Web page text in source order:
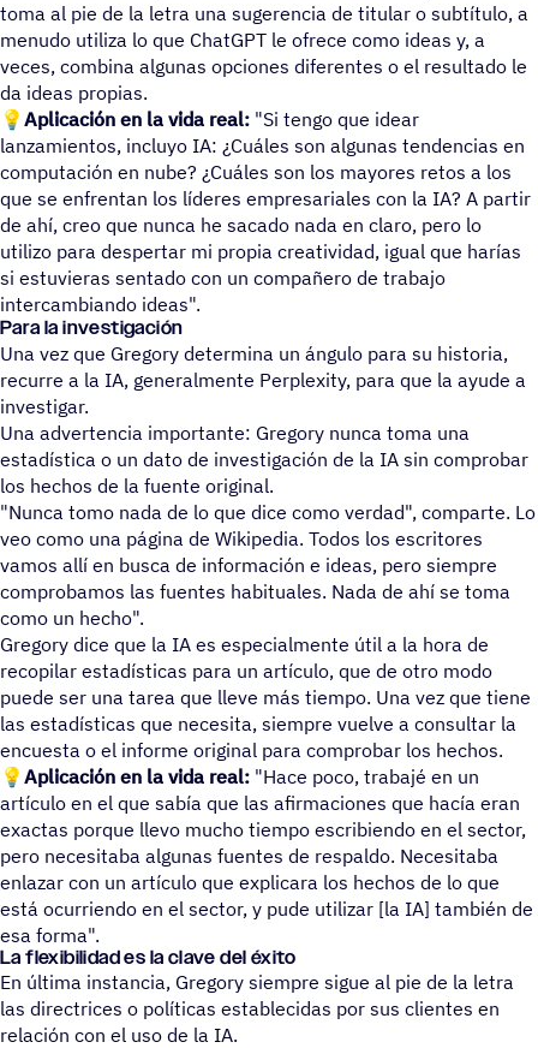
toma al pie de la letra una sugerencia de titular o subtítulo, a
menudo utiliza lo que ChatGPT le ofrece como ideas y, a
veces, combina algunas opciones diferentes o el resultado le
da ideas propias.
💡Aplicación en la vida real: "Si tengo que idear
lanzamientos, incluyo IA: ¿Cuáles son algunas tendencias en
computación en nube? ¿Cuáles son los mayores retos a los
que se enfrentan los líderes empresariales con la IA? A partir
de ahí, creo que nunca he sacado nada en claro, pero lo
utilizo para despertar mi propia creatividad, igual que harías
si estuvieras sentado con un compañero de trabajo
intercambiando ideas".
Para la investigación
Una vez que Gregory determina un ángulo para su historia,
recurre a la IA, generalmente Perplexity, para que la ayude a
investigar.
Una advertencia importante: Gregory nunca toma una
estadística o un dato de investigación de la IA sin comprobar
los hechos de la fuente original.
"Nunca tomo nada de lo que dice como verdad", comparte. Lo
veo como una página de Wikipedia. Todos los escritores
vamos allí en busca de información e ideas, pero siempre
comprobamos las fuentes habituales. Nada de ahí se toma
como un hecho".
Gregory dice que la IA es especialmente útil a la hora de
recopilar estadísticas para un artículo, que de otro modo
puede ser una tarea que lleve más tiempo. Una vez que tiene
las estadísticas que necesita, siempre vuelve a consultar la
encuesta o el informe original para comprobar los hechos.
💡Aplicación en la vida real: "Hace poco, trabajé en un
artículo en el que sabía que las afirmaciones que hacía eran
exactas porque llevo mucho tiempo escribiendo en el sector,
pero necesitaba algunas fuentes de respaldo. Necesitaba
enlazar con un artículo que explicara los hechos de lo que
está ocurriendo en el sector, y pude utilizar [la IA] también de
esa forma".
La flexi­bi­li­dad es la clave del éxito
En última instancia, Gregory siempre sigue al pie de la letra
las directrices o políticas establecidas por sus clientes en
relación con el uso de la IA.